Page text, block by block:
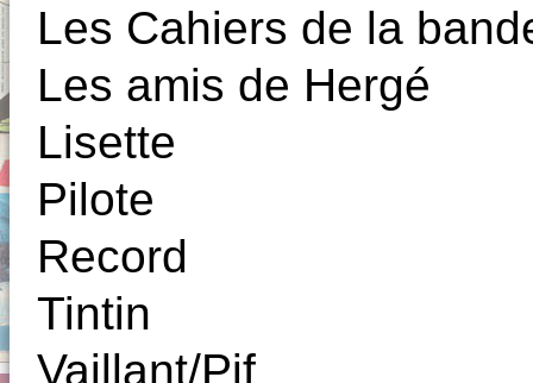
Les Cahiers de la
Les amis de Hergé
Lisette
Pilote
Record
Tintin
Vaillant/Pif